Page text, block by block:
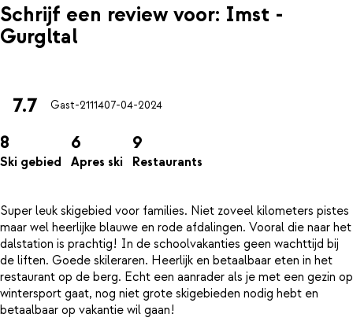
Schrijf een review voor: Imst -
Gurgltal
7.7 Gast-2111407-04-2024
8
Ski gebied
6
Apres ski
9
Restaurants
Super leuk skigebied voor families. Niet zoveel kilometers pistes
maar wel heerlijke blauwe en rode afdalingen. Vooral die naar het
dalstation is prachtig! In de schoolvakanties geen wachttijd bij
de liften. Goede skileraren. Heerlijk en betaalbaar eten in het
restaurant op de berg. Echt een aanrader als je met een gezin op
wintersport gaat, nog niet grote skigebieden nodig hebt en